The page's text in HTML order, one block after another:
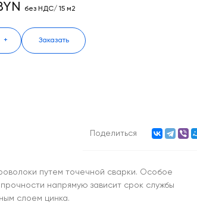
без НДС/ 15 м2
+ Заказать
Поделиться
путем точечной сварки. Особое
напрямую зависит срок службы
слоем цинка.